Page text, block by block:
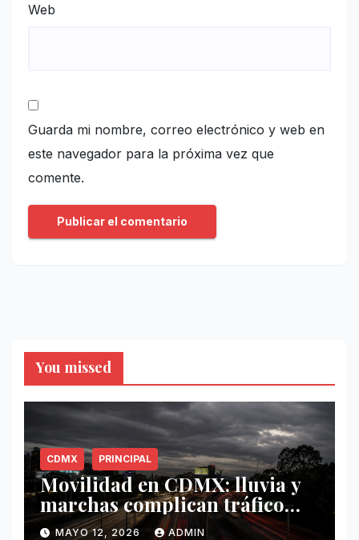
Web
Guarda mi nombre, correo electrónico y web en
este navegador para la próxima vez que
comente.
You missed
CDMX PRINCIPAL
Movilidad en CDMX: lluvia y
marchas complican tráfico
este 12 de mayo
MAYO 12, 2026 ADMIN